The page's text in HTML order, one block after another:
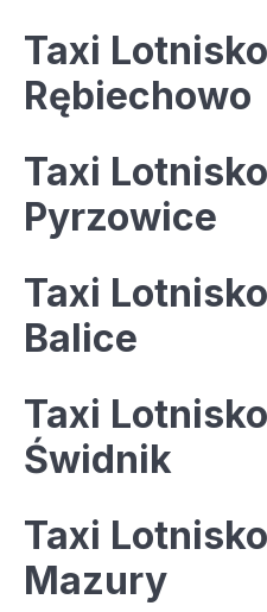
Taxi
Rębiechowo
Taxi
Pyrzowice
Taxi
Balice
Taxi
Świdnik
Taxi
Mazury